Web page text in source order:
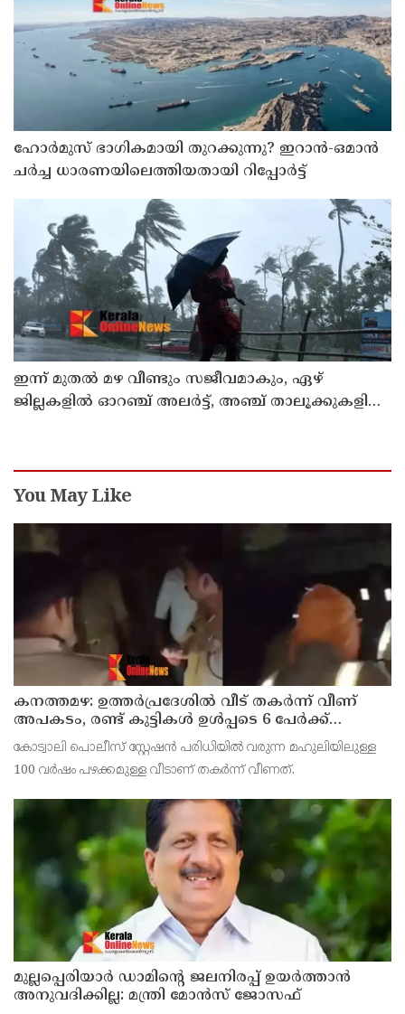
ഹോര്‍മുസ് ഭാഗികമായി തുറക്കുന്നു? ഇറാന്‍-ഒമാന്‍
ചര്‍ച്ച ധാരണയിലെത്തിയതായി റിപ്പോര്‍ട്ട്
ഇന്ന് മുതല്‍ മഴ വീണ്ടും സജീവമാകും, ഏഴ്
ജില്ലകളില്‍ ഓറഞ്ച് അലര്‍ട്ട്, അഞ്ച് താലൂക്കുകളില്‍
You May Like
കനത്തമഴ: ഉത്തര്‍പ്രദേശില്‍ വീട് തകര്‍ന്ന് വീണ്
അപകടം, രണ്ട് കുട്ടികള്‍ ഉള്‍പ്പടെ 6 പേര്‍ക്ക്
ദാരുണാന്ത്യം
കോട്വാലി പൊലീസ് സ്റ്റേഷന്‍ പരിധിയില്‍ വരുന്ന മഹുലിയിലുള്ള
100 വര്‍ഷം പഴക്കമുള്ള വീടാണ് തകര്‍ന്ന് വീണത്.
മുല്ലപ്പെരിയാര്‍ ഡാമിന്റെ ജലനിരപ്പ് ഉയര്‍ത്താന്‍
അനുവദിക്കില്ല: മന്ത്രി മോന്‍സ് ജോസഫ്